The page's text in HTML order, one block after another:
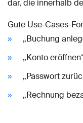
dar, die innerhalb
Gute Use-Cases-
„Buchung
„Konto
„Passwort
„Rechnung